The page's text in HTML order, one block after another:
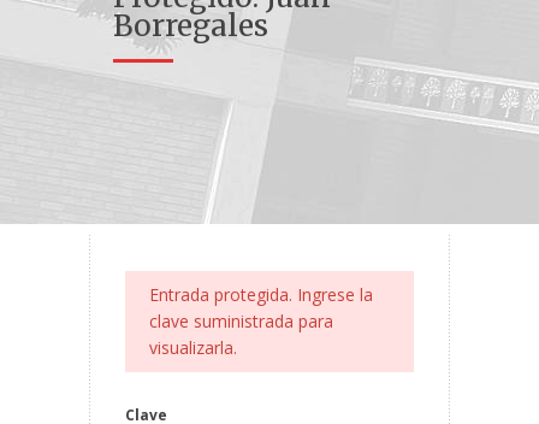
Borregales
Entrada protegida. Ingrese la
clave suministrada para
visualizarla.
Clave